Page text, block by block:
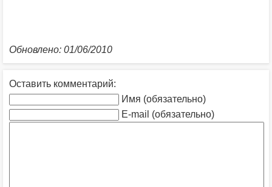
Обновлено: 01/06/2010
Оставить комментарий:
Имя (обязательно)
E-mail (обязательно)